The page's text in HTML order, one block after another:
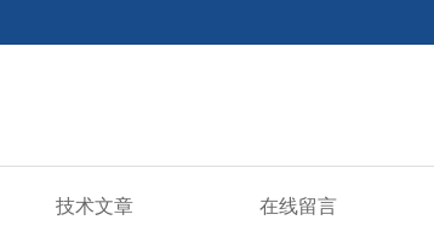
技术文章 在线留言